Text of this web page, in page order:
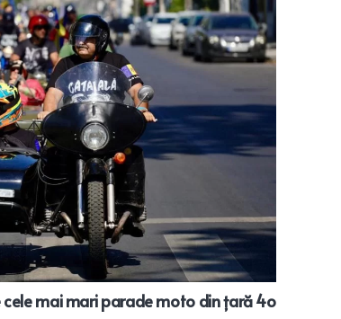
mai mari parade moto din țară 4o